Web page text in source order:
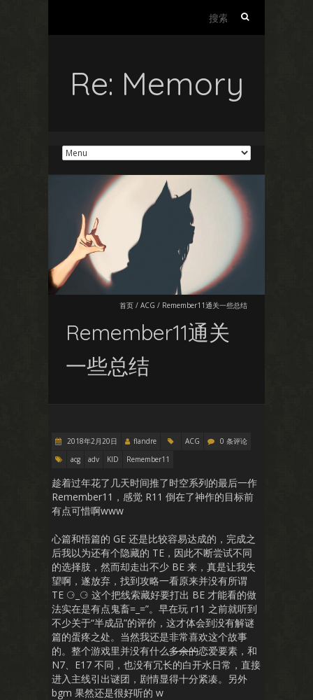
Re: Memory
首页 / ACG / Remember11通关一些总结
Remember11通关
一些总结
2018年2月20日 flandre ACG
0 条评论
acg
adv KID Remember11
趁着过年花了几天时间推了时空系列的最后一作
Remember11，感觉 R11 倒在了神作的目标前
有点可惜啊www
心篇和悟篇的 GE 还是比较容易达成的，完成之
后我以为还有个隐藏的 TE，因此不断尝试不同
的选择肢，然而却走出不少 BE 来，真是让我失
望啊，遂放弃，找到攻略一看原来并没有所谓
TE ⚆_⚆ 这个把线索藏好要打出 BE 才能看的做
法实在是有点鬼畜=_=”。早在玩 r11 之前就听到
不少关于“半成品”的评价，这才体会到没有解谜
篇的蛋疼之处。当然我还是非常喜欢这个故事
的。整个游戏里并没有什么多余的恋爱要素，和
N7、E17 不同，也没有冗长的白开水日常，直接
进入主线引出谜团，剧情显得十分紧凑。另外
bgm 果然还是很好听的 w